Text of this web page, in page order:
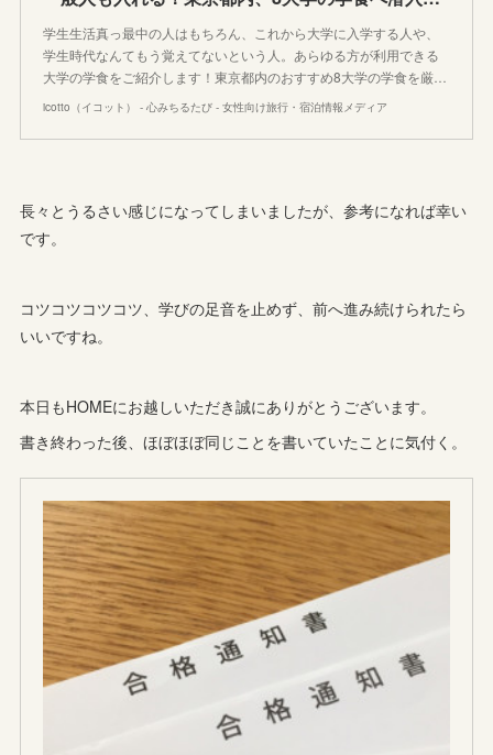
学生生活真っ最中の人はもちろん、これから大学に入学する人や、
学生時代なんてもう覚えてないという人。あらゆる方が利用できる
大学の学食をご紹介します！東京都内のおすすめ8大学の学食を厳…
icotto（イコット） - 心みちるたび - 女性向け旅行・宿泊情報メディア
長々とうるさい感じになってしまいましたが、参考になれば幸い
です。
コツコツコツコツ、学びの足音を止めず、前へ進み続けられたら
いいですね。
本日もHOMEにお越しいただき誠にありがとうございます。
書き終わった後、ほぼほぼ同じことを書いていたことに気付く。